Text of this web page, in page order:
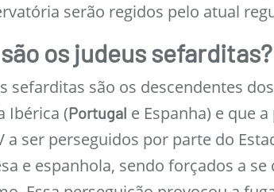
serão regidos pelo atual
os judeus sefarditas?
sefarditas são os descendentes
Ibérica (Portugal e Espanha) e que
a ser perseguidos por parte do
e espanhola, sendo forçados a